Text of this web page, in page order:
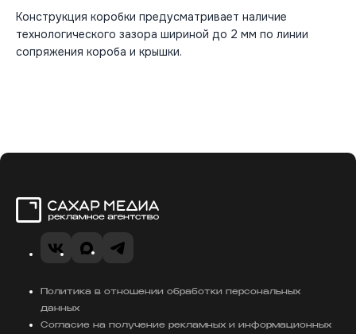
Конструкция коробки предусматривает наличие
технологического зазора шириной до 2 мм по линии
сопряжения короба и крышки.
VK MAXTelegram
Политика в отношении обработки персональных
данных
Согласие на получение рекламных и информационных